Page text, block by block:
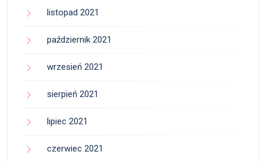
listopad 2021
październik 2021
wrzesień 2021
sierpień 2021
lipiec 2021
czerwiec 2021